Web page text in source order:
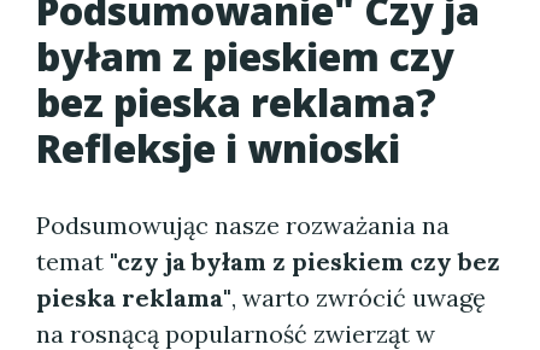
byłam z pieskiem czy
bez pieska reklama?
Refleksje i wnioski
Podsumowując nasze rozważania na
temat "czy ja byłam z pieskiem czy bez
pieska reklama", warto zwrócić uwagę
na rosnącą popularność zwierząt w